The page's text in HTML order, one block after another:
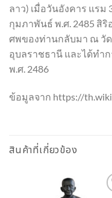
ลาว) เมื่อวันอังคาร แรม
กุมภาพันธ์ พ.ศ. 2485 สิ
ศพของท่านกลับมา ณ วัด
อุบลราชธานี และได้ทำ
พ.ศ. 2486
ข้อมูลจาก https://
สินค้าที่เกี่ยวข้อง